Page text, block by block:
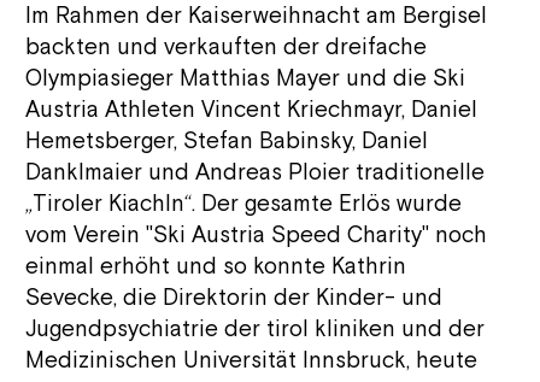
Im Rahmen der Kaiserweihnacht am Bergisel
backten und verkauften der dreifache
Olympiasieger Matthias Mayer und die Ski
Austria Athleten Vincent Kriechmayr, Daniel
Hemetsberger, Stefan Babinsky, Daniel
Danklmaier und Andreas Ploier traditionelle
„Tiroler Kiachln“. Der gesamte Erlös wurde
vom Verein "Ski Austria Speed Charity" noch
einmal erhöht und so konnte Kathrin
Sevecke, die Direktorin der Kinder- und
Jugendpsychiatrie der tirol kliniken und der
Medizinischen Universität Innsbruck, heute